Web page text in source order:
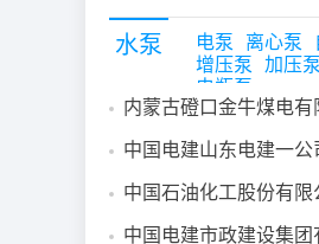
水泵 电泵 离心泵
增压泵 加压泵
电瓶泵
内蒙古磴口金牛煤电